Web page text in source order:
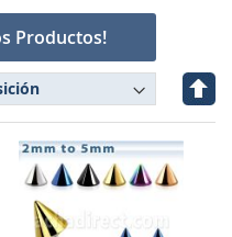
Productos!
Fijar